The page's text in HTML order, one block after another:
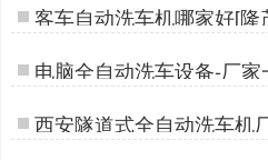
客车自动洗车机哪家好[
电脑全自动洗车设备-厂家
价[隆茂鑫晟]…
西安隧道式全自动洗车机
茂鑫晟]…